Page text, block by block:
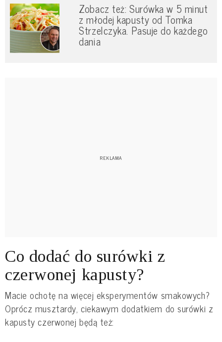
Zobacz też: Surówka w 5 minut
z młodej kapusty od Tomka
Strzelczyka. Pasuje do każdego
dania
Co dodać do surówki z
czerwonej kapusty?
Macie ochotę na więcej eksperymentów smakowych?
Oprócz musztardy, ciekawym dodatkiem do surówki z
kapusty czerwonej będą też: